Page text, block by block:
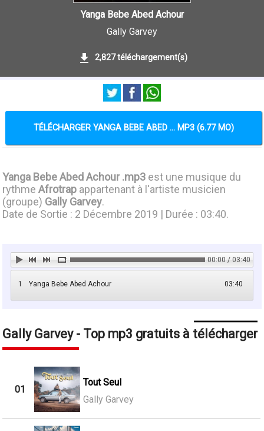
Yanga Bebe Abed Achour
Gally Garvey
2,827 téléchargement(s)
TÉLÉCHARGER YANGA BEBE ABED ... MP3 (6.77 MO)
Yanga Bebe Abed Achour .mp3 est une musique du
rythmeAfrotrap appartenant à l'artiste musicien
(groupe) Gally Garvey.
Date de Sortie : 2 Décembre 2019 | Durée : 03:40.
00:00 / 03:40
1 03:40
Yanga Bebe Abed Achour
Gally Garvey - Top mp3 gratuits à télécharger
01
Tout Seul
Gally Garvey